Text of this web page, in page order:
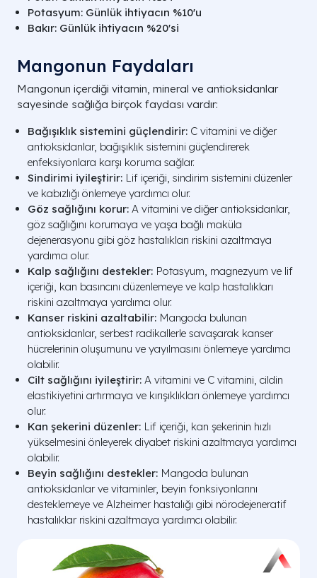
Potasyum: Günlük ihtiyacın %10'u
Bakır: Günlük ihtiyacın %20'si
Mangonun Faydaları
Mangonun içerdiği vitamin, mineral ve antioksidanlar
sayesinde sağlığa birçok faydası vardır:
Bağışıklık sistemini güçlendirir: C vitamini ve diğer
antioksidanlar, bağışıklık sistemini güçlendirerek
enfeksiyonlara karşı koruma sağlar.
Sindirimi iyileştirir: Lif içeriği, sindirim sistemini düzenler
ve kabızlığı önlemeye yardımcı olur.
Göz sağlığını korur: A vitamini ve diğer antioksidanlar,
göz sağlığını korumaya ve yaşa bağlı maküla
dejenerasyonu gibi göz hastalıkları riskini azaltmaya
yardımcı olur.
Kalp sağlığını destekler: Potasyum, magnezyum ve lif
içeriği, kan basıncını düzenlemeye ve kalp hastalıkları
riskini azaltmaya yardımcı olur.
Kanser riskini azaltabilir: Mangoda bulunan
antioksidanlar, serbest radikallerle savaşarak kanser
hücrelerinin oluşumunu ve yayılmasını önlemeye yardımcı
olabilir.
Cilt sağlığını iyileştirir: A vitamini ve C vitamini, cildin
elastikiyetini artırmaya ve kırışıklıkları önlemeye yardımcı
olur.
Kan şekerini düzenler: Lif içeriği, kan şekerinin hızlı
yükselmesini önleyerek diyabet riskini azaltmaya yardımcı
olabilir.
Beyin sağlığını destekler: Mangoda bulunan
antioksidanlar ve vitaminler, beyin fonksiyonlarını
desteklemeye ve Alzheimer hastalığı gibi nörodejeneratif
hastalıklar riskini azaltmaya yardımcı olabilir.